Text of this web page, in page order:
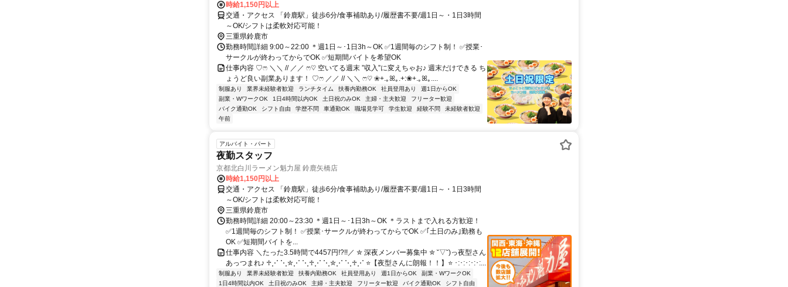
時給1,150円以上
交通・アクセス 「鈴鹿駅」徒歩6分/食事補助あり/履歴書不要/週1日～・1日3時間
～OK/シフトは柔軟対応可能！
三重県鈴鹿市
勤務時間詳細 9:00～22:00 ＊週1日～･1日3h～OK ✅1週間毎のシフト制！ ✅授業･
サークルが終わってからでOK ✅短期間バイトを希望OK
仕事内容 ♡ෆ ＼＼ // ／／ ෆ♡ 空いてる週末 ”収入”に変えちゃお♪ 週末だけできる ち
ょうど良い副業あります！ ♡ෆ ／／ // ＼＼ ෆ♡ ❀+.｡ꕤ｡.+:❀+.｡ꕤ｡....
制服あり 業界未経験者歓迎 ランチタイム 扶養内勤務OK 社員登用あり
週1日からOK
副業・WワークOK
1日4時間以内OK 土日祝のみOK 主婦・主夫歓迎
フリーター歓迎
バイク通勤OK
シフト自由 学歴不問 車通勤OK 職場見学可 学生歓迎 経験不問
未経験者歓迎
午前
アルバイト・パート
夜勤スタッフ
京都北白川ラーメン魁力屋 鈴鹿矢橋店
時給1,150円以上
交通・アクセス 「鈴鹿駅」徒歩6分/食事補助あり/履歴書不要/週1日～・1日3時間
～OK/シフトは柔軟対応可能！
三重県鈴鹿市
勤務時間詳細 20:00～23:30 ＊週1日～･1日3h～OK ＊ラストまで入れる方歓迎！
✅1週間毎のシフト制！ ✅授業･サークルが終わってからでOK ✅｢土日のみ｣勤務も
OK ✅短期間バイトを...
仕事内容 ＼たった3.5時間で4457円!?!!／ ✮ 深夜メンバー募集中 ✮ ˘▽˘)っ夜型さん
あっつまれ♪ ♱⋰ ⋱✮⋰ ⋱♱⋰ ⋱✮⋰ ⋱♱⋰ ⭐【夜型さんに朗報！！】⭐ ･:･:･:･:･:...
制服あり 業界未経験者歓迎 扶養内勤務OK 社員登用あり 週1日からOK
副業・WワークOK
1日4時間以内OK
土日祝のみOK 主婦・主夫歓迎 フリーター歓迎 バイク通勤OK
シフト自由